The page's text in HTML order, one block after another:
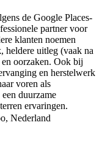
de Google Places-
partner voor
klanten noemen
heldere uitleg (vaak na
en oorzaken. Ook bij
en herstelwerk
voren als
duurzame
ervaringen.
Nederland